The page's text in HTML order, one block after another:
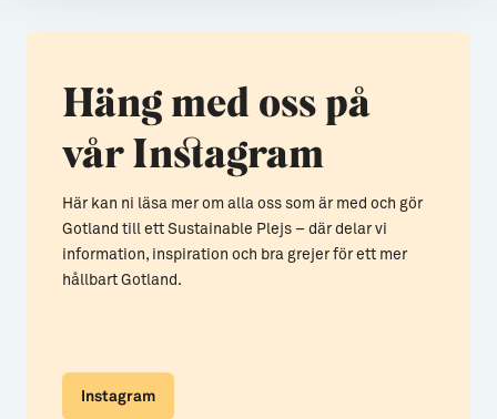
Häng med oss på
vår Instagram
Här kan ni läsa mer om alla oss som är med och gör
Gotland till ett Sustainable Plejs – där delar vi
information, inspiration och bra grejer för ett mer
hållbart Gotland.
Instagram